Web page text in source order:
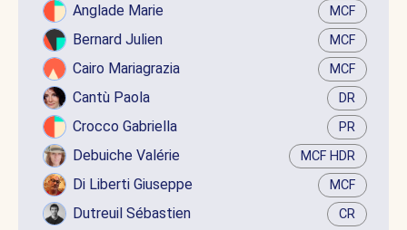
Anglade Marie MCF
Bernard Julien MCF
Cairo Mariagrazia MCF
Cantù Paola DR
Crocco Gabriella PR
Debuiche Valérie MCF HDR
Di Liberti Giuseppe MCF
Dutreuil Sébastien CR